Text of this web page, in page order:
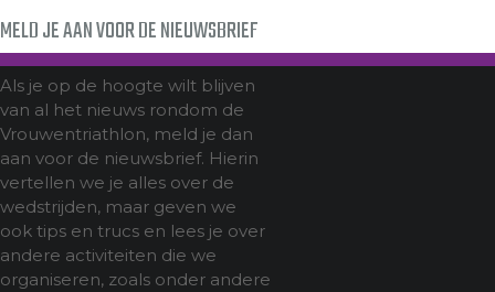
MELD JE AAN VOOR DE NIEUWSBRIEF
Als je op de hoogte wilt blijven
van al het nieuws rondom de
Vrouwentriathlon, meld je dan
aan voor de nieuwsbrief. Hierin
vertellen we je alles over de
wedstrijden, maar geven we
ook tips en trucs en lees je over
andere activiteiten die we
organiseren, zoals onder andere